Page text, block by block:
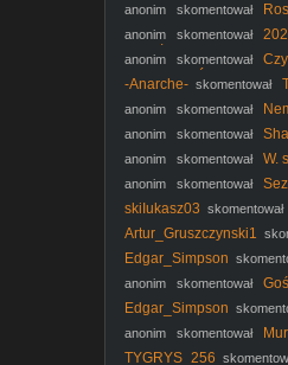
anonim skomentował
Polsce! #Putin
anonim skomentował
WRAŻENIA dr Piotr
anonim skomentował
POKOCHAĆ PIS
-Anarche- skomentował
anonim skomentował
anonim skomentował
anonim skomentował W.
anonim skomentował
skiIukasz03 skomentował
(1979) napisy
Artur_Gruszczynski1
Edgar_Simpson
anonim skomentował
1080p + Poprawiony
Edgar_Simpson
anonim skomentował
Morderstwo. w. Orient.
TYGRYS_256